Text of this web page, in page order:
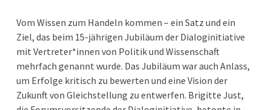
Vom Wissen zum Handeln kommen – ein Satz und ein
Ziel, das beim 15-jährigen Jubiläum der Dialoginitiative
mit Vertreter*innen von Politik und Wissenschaft
mehrfach genannt wurde. Das Jubiläum war auch Anlass,
um Erfolge kritisch zu bewerten und eine Vision der
Zukunft von Gleichstellung zu entwerfen. Brigitte Just,